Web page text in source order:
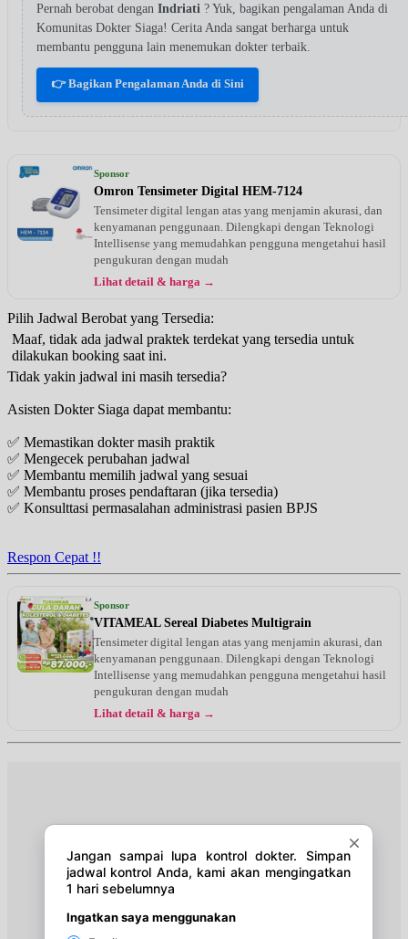
Pernah berobat dengan Indriati ? Yuk, bagikan pengalaman Anda di
Komunitas Dokter Siaga! Cerita Anda sangat berharga untuk
membantu pengguna lain menemukan dokter terbaik.
👉 Bagikan Pengalaman Anda di Sini
Sponsor
Omron Tensimeter Digital HEM-7124
Tensimeter digital lengan atas yang menjamin akurasi, dan
kenyamanan penggunaan. Dilengkapi dengan Teknologi
Intellisense yang memudahkan pengguna mengetahui hasil
pengukuran dengan mudah
Lihat detail & harga →
Pilih Jadwal Berobat yang Tersedia:
Maaf, tidak ada jadwal praktek terdekat yang tersedia untuk
dilakukan booking saat ini.
Tidak yakin jadwal ini masih tersedia?
Asisten Dokter Siaga dapat membantu:
✅ Memastikan dokter masih praktik
✅ Mengecek perubahan jadwal
✅ Membantu memilih jadwal yang sesuai
✅ Membantu proses pendaftaran (jika tersedia)
✅ Konsulttasi permasalahan administrasi pasien BPJS
Respon Cepat !!
Sponsor
VITAMEAL Sereal Diabetes Multigrain
Tensimeter digital lengan atas yang menjamin akurasi, dan
kenyamanan penggunaan. Dilengkapi dengan Teknologi
Intellisense yang memudahkan pengguna mengetahui hasil
pengukuran dengan mudah
Lihat detail & harga →